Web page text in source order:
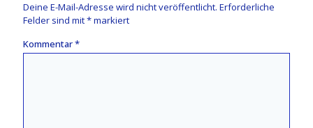
Deine E-Mail-Adresse wird nicht veröffentlicht. Erforderliche
Felder sind mit*markiert
Kommentar*